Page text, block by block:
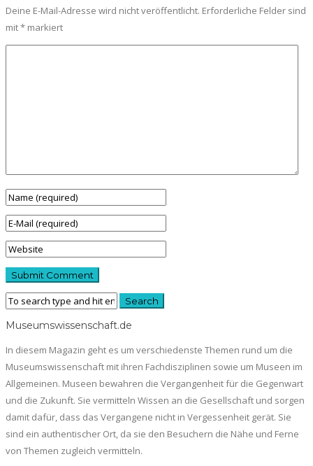
Deine E-Mail-Adresse wird nicht veröffentlicht. Erforderliche Felder sind
mit* markiert
Museumswissenschaft.de
In diesem Magazin geht es um verschiedenste Themen rund um die
Museumswissenschaft mit ihren Fachdisziplinen sowie um Museen im
Allgemeinen. Museen bewahren die Vergangenheit für die Gegenwart
und die Zukunft. Sie vermitteln Wissen an die Gesellschaft und sorgen
damit dafür, dass das Vergangene nicht in Vergessenheit gerät. Sie
sind ein authentischer Ort, da sie den Besuchern die Nähe und Ferne
von Themen zugleich vermitteln.